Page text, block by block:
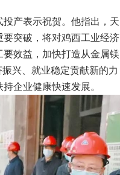
产表示祝贺。他指出，天
突破，将对鸡西工业经济
效益，加快打造从金属镁
兴、就业稳定贡献新的力
企业健康快速发展。